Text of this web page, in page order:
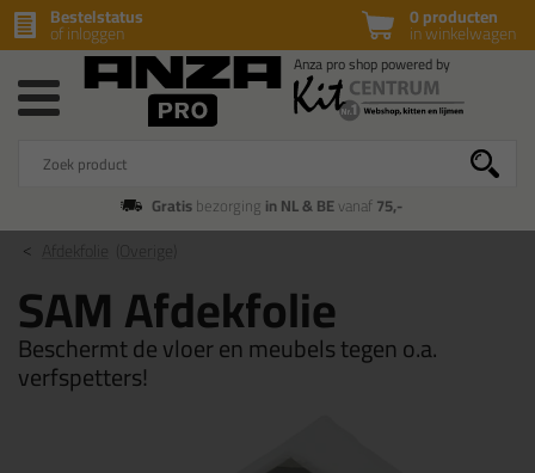
0 producten
in winkelwagen
Bestelstatus
of inloggen
Gratisbezorging in NL & BEvanaf75,-
Afdekfolie
SAM Afdekfolie
Beschermt de vloer en meubels tegen o.a.
verfspetters!